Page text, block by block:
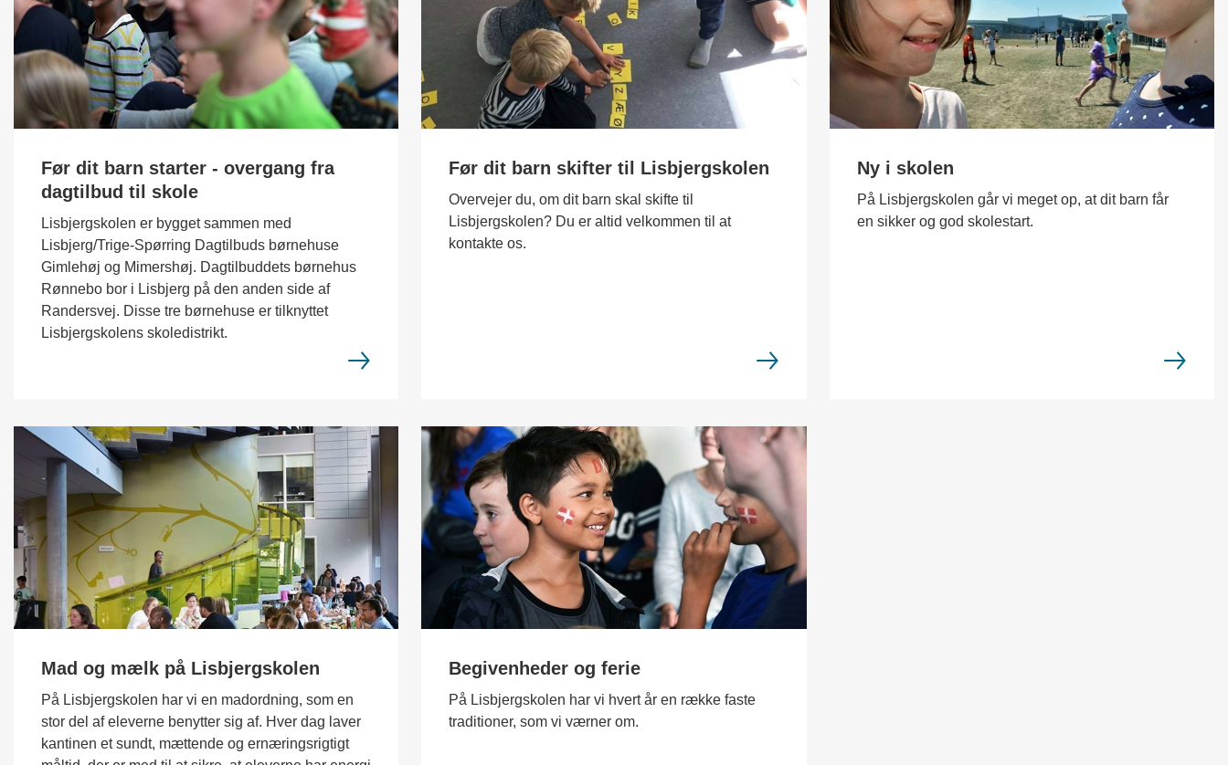
Før dit barn starter - overgang fra
dagtilbud til skole
Lisbjergskolen er bygget sammen med
Lisbjerg/Trige-Spørring Dagtilbuds børnehuse
Gimlehøj og Mimershøj. Dagtilbuddets børnehus
Rønnebo bor i Lisbjerg på den anden side af
Randersvej. Disse tre børnehuse er tilknyttet
Lisbjergskolens skoledistrikt.
Før dit barn skifter til Lisbjergskolen
Overvejer du, om dit barn skal skifte til
Lisbjergskolen? Du er altid velkommen til at
kontakte os.
Ny i skolen
På Lisbjergskolen går vi meget op, at dit barn får
en sikker og god skolestart.
Mad og mælk på Lisbjergskolen
På Lisbjergskolen har vi en madordning, som en
stor del af eleverne benytter sig af. Hver dag laver
kantinen et sundt, mættende og ernæringsrigtigt
Begivenheder og ferie
På Lisbjergskolen har vi hvert år en række faste
traditioner, som vi værner om.